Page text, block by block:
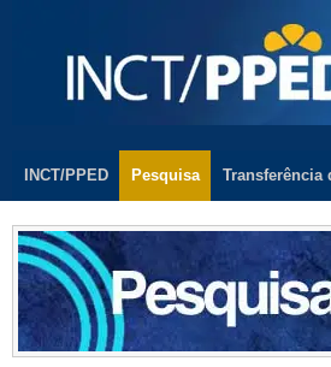
INCT/PPED Pesquisa Transferência